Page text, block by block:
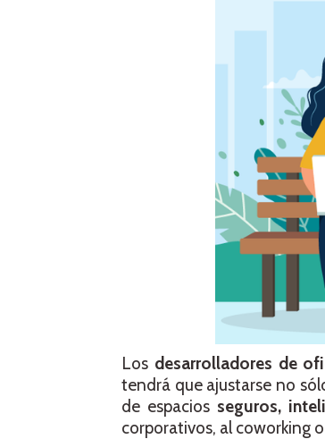
Los desarrolladores de
tendrá que ajustarse no
de espacios seguros,
corporativos, al coworking